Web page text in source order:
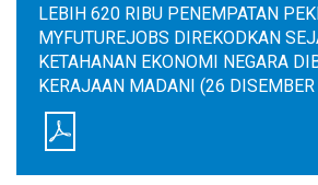
LEBIH 620 RIBU PENEMPATAN
MYFUTUREJOBS DIREKODKAN
KETAHANAN EKONOMI NEGARA
KERAJAAN MADANI (26